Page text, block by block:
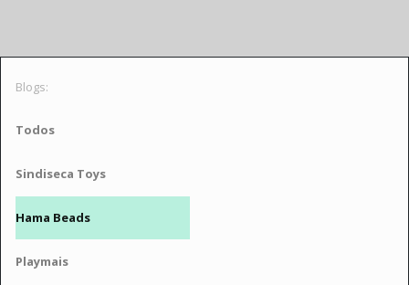
Blogs:
Todos
Sindiseca Toys
Hama Beads
Playmais